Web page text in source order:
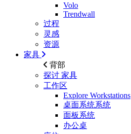
Volo
Trendwall
过程
灵感
资源
家具
背部
探讨 家具
工作区
Explore Workstations
桌面系统系统
面板系统
办公桌